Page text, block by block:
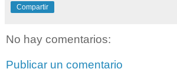
Compartir
No hay comentarios:
Publicar un comentario